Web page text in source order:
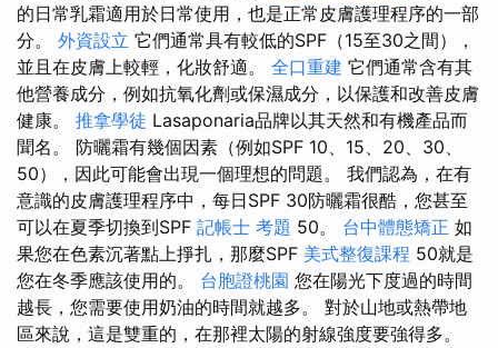
的日常乳霜適用於日常使用，也是正常皮膚護理程序的一部
分。 外資設立 它們通常具有較低的SPF（15至30之間），
並且在皮膚上較輕，化妝舒適。 全口重建 它們通常含有其
他營養成分，例如抗氧化劑或保濕成分，以保護和改善皮膚
健康。 推拿學徒 Lasaponaria品牌以其天然和有機產品而
聞名。 防曬霜有幾個因素（例如SPF 10、15、20、30、
50），因此可能會出現一個理想的問題。 我們認為，在有
意識的皮膚護理程序中，每日SPF 30防曬霜很酷，您甚至
可以在夏季切換到SPF 記帳士 考題 50。 台中體態矯正 如
果您在色素沉著點上掙扎，那麼SPF 美式整復課程 50就是
您在冬季應該使用的。 台胞證桃園 您在陽光下度過的時間
越長，您需要使用奶油的時間就越多。 對於山地或熱帶地
區來說，這是雙重的，在那裡太陽的射線強度要強得多。